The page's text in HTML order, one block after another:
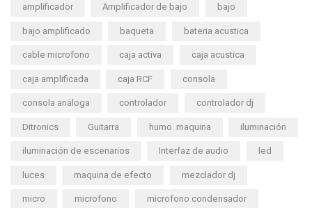
amplificador Amplificador de bajo bajo
bajo amplificado baqueta bateria acustica
cable microfono caja activa caja acustica
caja amplificada caja RCF consola
consola análoga controlador controlador dj
Ditronics Guitarra humo. maquina iluminación
iluminación de escenarios Interfaz de audio led
luces maquina de efecto mezclador dj
micro microfono microfono condensador